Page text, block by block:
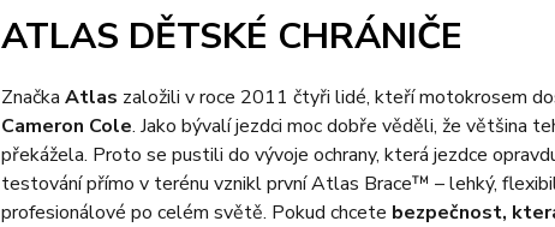
ATLAS DĚTSKÉ CHRÁNIČE
Značka Atlas založili v roce 2011 čtyři lidé, kteří motokrosem
Cameron Cole. Jako bývalí jezdci moc dobře věděli, že většina
překážela. Proto se pustili do vývoje ochrany, která jezdce
testování přímo v terénu vznikl první Atlas Brace™ – lehký,
profesionálové po celém světě. Pokud chcete bezpečnost,